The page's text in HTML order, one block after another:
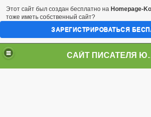
САЙТ
Этот сайт был создан бесплатно на Homepage-
тоже иметь собственный сайт?
ЗАРЕГИСТРИРОВАТЬСЯ